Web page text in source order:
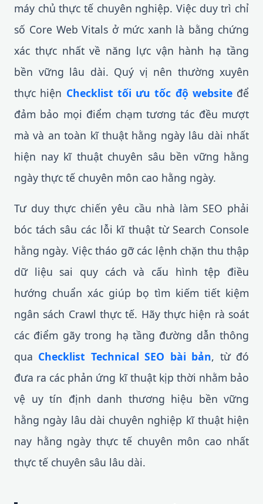
máy chủ thực tế chuyên nghiệp. Việc duy trì chỉ
số Core Web Vitals ở mức xanh là bằng chứng
xác thực nhất về năng lực vận hành hạ tầng
bền vững lâu dài. Quý vị nên thường xuyên
thực hiện Checklist tối ưu tốc độ websiteđể
đảm bảo mọi điểm chạm tương tác đều mượt
mà và an toàn kĩ thuật hằng ngày lâu dài nhất
hiện nay kĩ thuật chuyên sâu bền vững hằng
ngày thực tế chuyên môn cao hằng ngày.
Tư duy thực chiến yêu cầu nhà làm SEO phải
bóc tách sâu các lỗi kĩ thuật từ Search Console
hằng ngày. Việc tháo gỡ các lệnh chặn thu thập
dữ liệu sai quy cách và cấu hình tệp điều
hướng chuẩn xác giúp bọ tìm kiếm tiết kiệm
ngân sách Crawl thực tế. Hãy thực hiện rà soát
các điểm gãy trong hạ tầng đường dẫn thông
qua Checklist Technical SEO bài bản, từ đó
đưa ra các phản ứng kĩ thuật kịp thời nhằm bảo
vệ uy tín định danh thương hiệu bền vững
hằng ngày lâu dài chuyên nghiệp kĩ thuật hiện
nay hằng ngày thực tế chuyên môn cao nhất
thực tế chuyên sâu lâu dài.